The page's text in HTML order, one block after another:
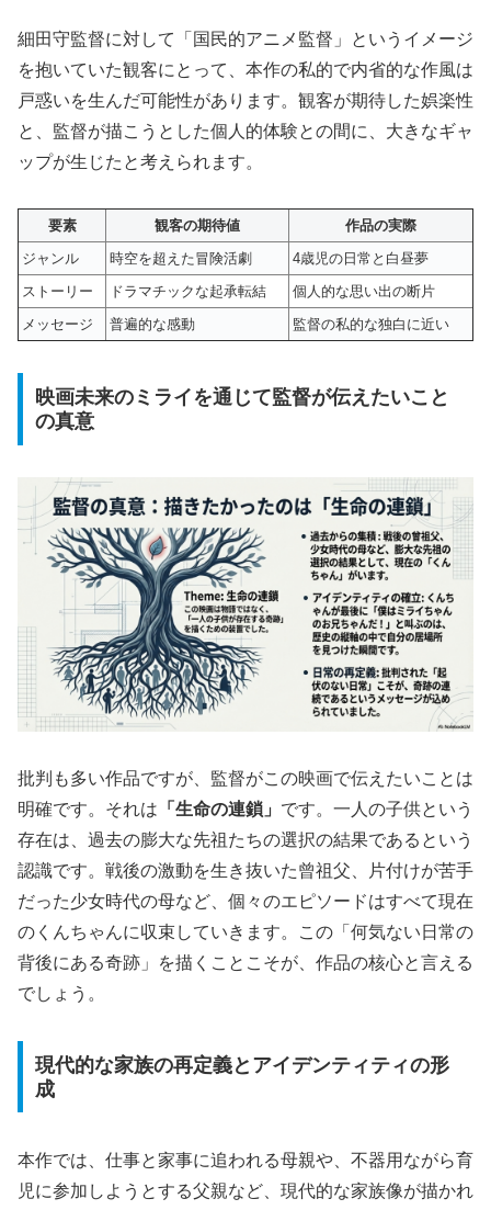
細田守監督に対して「国民的アニメ監督」というイメージ
を抱いていた観客にとって、本作の私的で内省的な作風は
戸惑いを生んだ可能性があります。観客が期待した娯楽性
と、監督が描こうとした個人的体験との間に、 大きなギャ
ップが生じたと考えられます。
要素 観客の期待値
作品の実際
ジャンル
時空を超えた冒険活劇
4歳児の日常と白昼夢
ストーリー
ドラマチックな起承転結
個人的な思い出の断片
メッセージ
普遍的な感動 監督の私的な独白に近い
映画未来のミライを通じて監督が伝えたいこと
の真意
批判も多い作品ですが、監督がこの映画で伝えたいことは
明確です。それは 「生命の連鎖」 です。一人の子供という
存在は、過去の膨大な先祖たちの選択の結果であるという
認識です。戦後の激動を生き抜いた曾祖父、片付けが苦手
だった少女時代の母など、個々のエピソードはすべて現在
のくんちゃんに収束していきます。この「何気ない日常の
背後にある奇跡」を描くことこそが、作品の核心と言える
でしょう。
現代的な家族の再定義とアイデンティティの形
成
本作では、仕事と家事に追われる母親や、不器用ながら育
児に参加しようとする父親など、現代的な家族像が描かれ